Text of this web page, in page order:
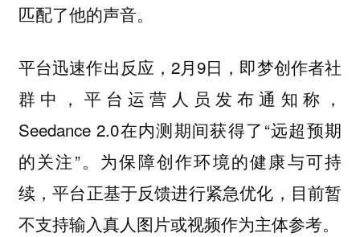
匹配了他的声音。
平台迅速作出反应，2月9日，即梦创作者社
群中，平台运营人员发布通知称，
Seedance 2.0在内测期间获得了“远超预期
的关注”。为保障创作环境的健康与可持
续，平台正基于反馈进行紧急优化，目前暂
不支持输入真人图片或视频作为主体参考。